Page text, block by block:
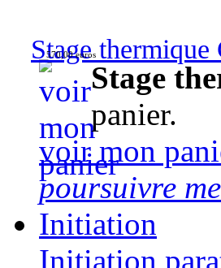
Stage
570,00 euros
Stage
panier.
voir mon
poursuivre
Initiation
Initiation